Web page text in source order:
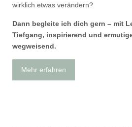
wirklich etwas verändern?
Dann begleite ich dich gern – mit
Tiefgang, inspirierend und
wegweisend.
Mehr erfahren